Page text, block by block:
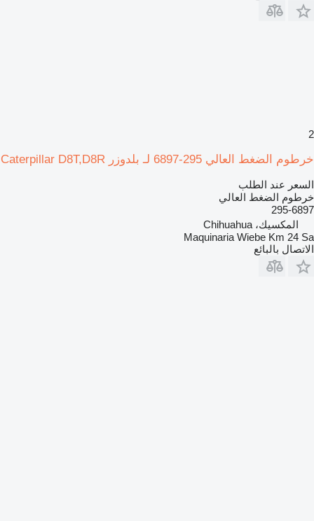
2
خرطوم الضغط العالي 295-6897 لـ بلدوزر Caterpillar D8T,D8R
السعر عند الطلب
خرطوم الضغط العالي
295-6897
المكسيك، Chihuahua
Maquinaria Wiebe Km 24 Sa
الاتصال بالبائع